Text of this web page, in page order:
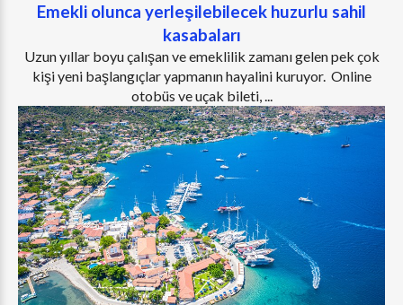
Emekli olunca yerleşilebilecek huzurlu sahil
kasabaları
Uzun yıllar boyu çalışan ve emeklilik zamanı gelen pek çok
kişi yeni başlangıçlar yapmanın hayalini kuruyor. Online
otobüs ve uçak bileti, ...